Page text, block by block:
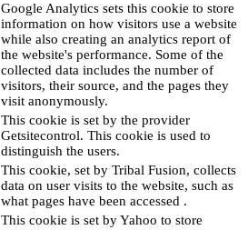
Google Analytics sets this cookie to store
information on how visitors use a website
while also creating an analytics report of
the website's performance. Some of the
collected data includes the number of
visitors, their source, and the pages they
visit anonymously.
This cookie is set by the provider
Getsitecontrol. This cookie is used to
distinguish the users.
This cookie, set by Tribal Fusion, collects
data on user visits to the website, such as
what pages have been accessed .
This cookie is set by Yahoo to store